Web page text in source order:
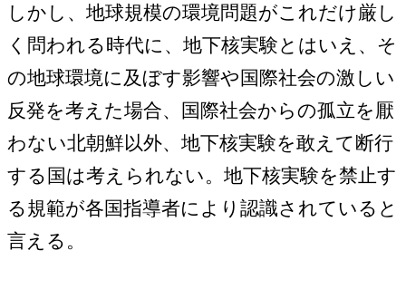
しかし、地球規模の環境問題がこれだけ厳し
く問われる時代に、地下核実験とはいえ、そ
の地球環境に及ぼす影響や国際社会の激しい
反発を考えた場合、国際社会からの孤立を厭
わない北朝鮮以外、地下核実験を敢えて断行
する国は考えられない。地下核実験を禁止す
る規範が各国指導者により認識されていると
言える。